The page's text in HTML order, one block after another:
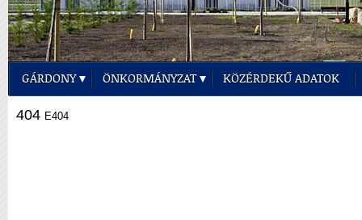
GÁRDONY ÖNKORMÁNYZAT KÖZÉRDEKŰ ADATOK
404 E404